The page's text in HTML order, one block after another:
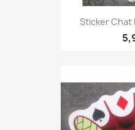
Sticker Chat